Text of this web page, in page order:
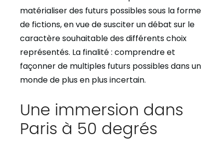
matérialiser des futurs possibles sous la forme
de fictions, en vue de susciter un débat sur le
caractère souhaitable des différents choix
représentés. La finalité : comprendre et
façonner de multiples futurs possibles dans un
monde de plus en plus incertain.
Une immersion dans
Paris à 50 degrés